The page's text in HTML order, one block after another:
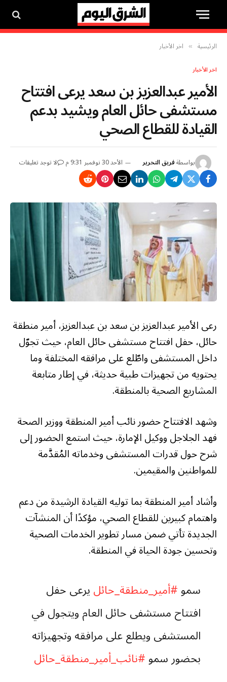
الرئيسية » اخر الأخبار
اخر الأخبار
الأمير عبدالعزيز بن سعد يرعى افتتاح
مستشفى حائل العام ويشيد بدعم
القيادة للقطاع الصحي
بواسطةفريق التحرير الأحد 30 نوفمبر 9:31 م لا توجد تعليقات
رعى الأمير عبدالعزيز بن سعد بن عبدالعزيز، أمير منطقة
حائل، حفل افتتاح مستشفى حائل العام، حيث تجوّل
داخل المستشفى واطّلع على مرافقه المختلفة وما
يحتويه من تجهيزات طبية حديثة، في إطار متابعة
المشاريع الصحية بالمنطقة.
وشهد الافتتاح حضور نائب أمير المنطقة ووزير الصحة
فهد الجلاجل ووكيل الإمارة، حيث استمع الحضور إلى
شرح حول قدرات المستشفى وخدماته المُقدَّمة
للمواطنين والمقيمين.
وأشاد أمير المنطقة بما توليه القيادة الرشيدة من دعم
واهتمام كبيرين للقطاع الصحي، مؤكدًا أن المنشآت
الجديدة تأتي ضمن مسار تطوير الخدمات الصحية
وتحسين جودة الحياة في المنطقة.
سمو#أمير_منطقة_حائليرعى حفل
افتتاح مستشفى حائل العام ويتجول في
المستشفى ويطلع على مرافقه وتجهيزاته
بحضور سمو#نائب_أمير_منطقة_حائل